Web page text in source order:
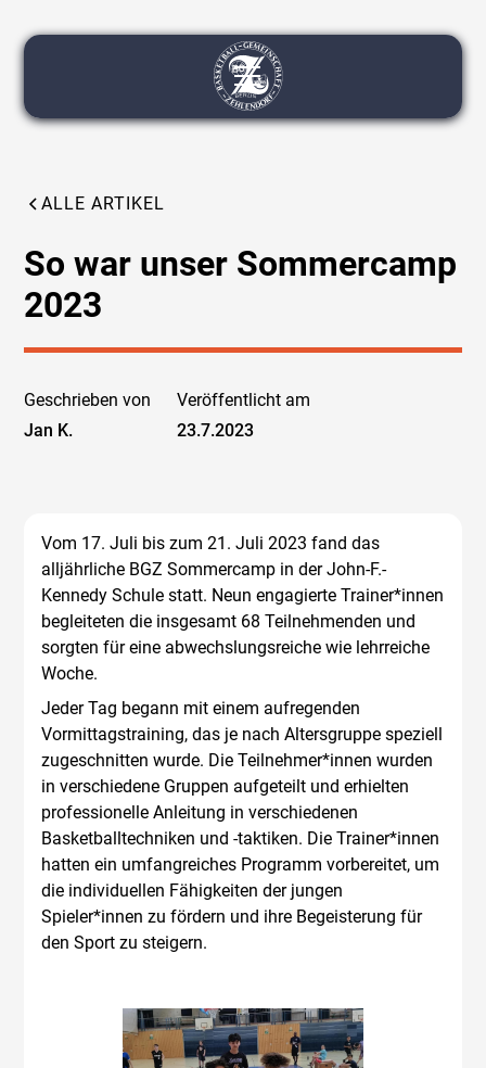
ALLE ARTIKEL
So war unser Sommercamp
2023
Geschrieben von
Jan K.
Veröffentlicht am
23.7.2023
Vom 17. Juli bis zum 21. Juli 2023 fand das
alljährliche BGZ Sommercamp in der John-F.-
Kennedy Schule statt. Neun engagierte Trainer*innen
begleiteten die insgesamt 68 Teilnehmenden und
sorgten für eine abwechslungsreiche wie lehrreiche
Woche.
Jeder Tag begann mit einem aufregenden
Vormittagstraining, das je nach Altersgruppe speziell
zugeschnitten wurde. Die Teilnehmer*innen wurden
in verschiedene Gruppen aufgeteilt und erhielten
professionelle Anleitung in verschiedenen
Basketballtechniken und -taktiken. Die Trainer*innen
hatten ein umfangreiches Programm vorbereitet, um
die individuellen Fähigkeiten der jungen
Spieler*innen zu fördern und ihre Begeisterung für
den Sport zu steigern.